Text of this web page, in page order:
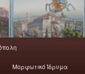
Μορφωτικό Ίδρυμα